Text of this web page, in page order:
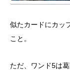
似たカードにカッ
こと。
ただ、ワンド5は